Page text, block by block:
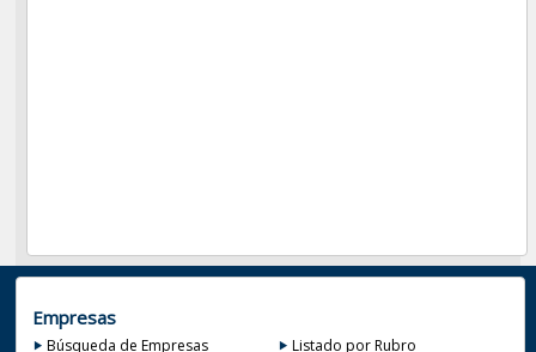
Empresas
Búsqueda de Empresas
Listado por Rubro